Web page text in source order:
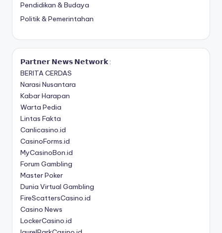
Pendidikan & Budaya
Politik & Pemerintahan
𝗣𝗮𝗿𝘁𝗻𝗲𝗿 𝗡𝗲𝘄𝘀 𝗡𝗲𝘁𝘄𝗼𝗿𝗸 :
BERITA CERDAS
Narasi Nusantara
Kabar Harapan
Warta Pedia
Lintas Fakta
Canlicasino.id
CasinoForms.id
MyCasinoBon.id
Forum Gambling
Master Poker
Dunia Virtual Gambling
FireScattersCasino.id
Casino News
LockerCasino.id